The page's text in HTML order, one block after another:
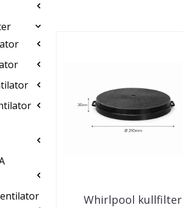
Whirlpool kullfilter